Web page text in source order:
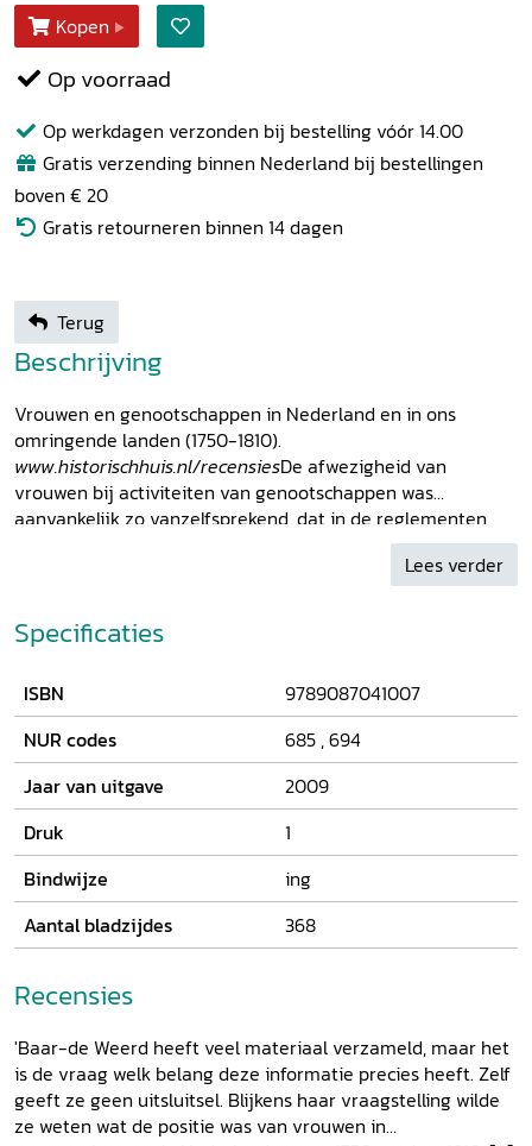
Kopen
Op voorraad
Op werkdagen verzonden bij bestelling vóór 14.00
Gratis verzending binnen Nederland bij bestellingen
boven € 20
Gratis retourneren binnen 14 dagen
Terug
Beschrijving
Vrouwen en genootschappen in Nederland en in ons
omringende landen (1750-1810).
www.historischhuis.nl/recensiesDe afwezigheid van
vrouwen bij activiteiten van genootschappen was
aanvankelijk zo vanzelfsprekend, dat in de reglementen
geen melding werd gemaakt van het uitsluiten of toelaten
van vrouwen. In de loop van de achttiende eeuw kwam
getalenteerde vrouwen uit lid te worden en hervormende
genootschappen als de wapengenootschappen stelden het
richtten een natuurkundig genootschap op waar zij lessen
in de natuurwetenschappen volgden. In deze
genootschappen namen vrouwen actief deel aan
verschillende activiteiten. Passief was hun rol bij Felix
Meritis, dat zichzelf expliciet een mannengenootschap
noemde en de aanwezigheid van vrouwen slechts
mondjesmaat gedoogde. Claudette Baar-de Weerd
beschrijft de discussies over het toelaten van vrouwen, de
rol zij binnen de verschillende soorten genootschappen
speelden en hun sociale achtergronden. Tot slot vergelijkt
seksegenoten in Groot-Brittannië en Duitsland.
Lees verder
Specificaties
ISBN
9789087041007
NUR codes
685 ,694
Jaar van uitgave
2009
Druk
1
Bindwijze
ing
Aantal bladzijdes
368
Recensies
'Baar-de Weerd heeft veel materiaal verzameld, maar het
is de vraag welk belang deze informatie precies heeft. Zelf
geeft ze geen uitsluitsel. Blijkens haar vraagstelling wilde
ze weten wat de positie was van vrouwen in